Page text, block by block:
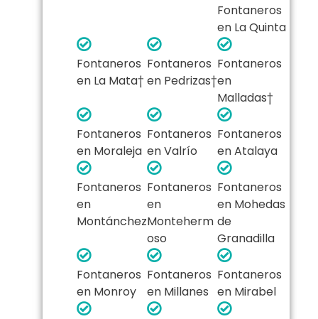
Fontaneros
en La Quinta
Fontaneros
en La Mata†
Fontaneros
en Pedrizas†
Fontaneros
en
Malladas†
Fontaneros
en Moraleja
Fontaneros
en Valrío
Fontaneros
en Atalaya
Fontaneros
en
Montánchez
Fontaneros
en
Monteherm
oso
Fontaneros
en Mohedas
de
Granadilla
Fontaneros
en Monroy
Fontaneros
en Millanes
Fontaneros
en Mirabel